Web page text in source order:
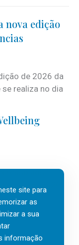
nova edição
de 2026 da
realiza no dia
aos
2026.
site para
as
a sua
informação